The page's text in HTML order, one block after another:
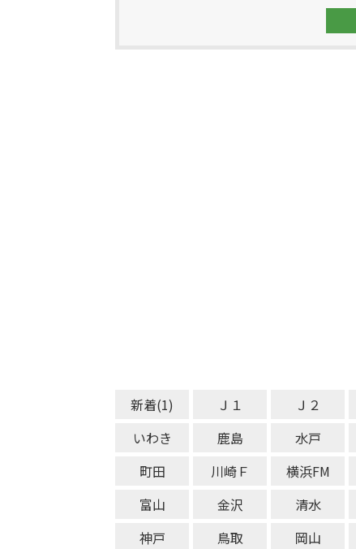
新着(1) Ｊ１ Ｊ２
いわき
鹿島 水戸
町田
川崎Ｆ 横浜FM
富山
金沢 清水
神戸
鳥取 岡山